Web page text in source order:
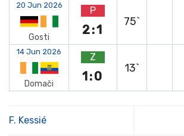
20 Jun 2026
Gosti
P
2:1
75`
14 Jun 2026
Domači
Z
1:0
13`
F. Kessié